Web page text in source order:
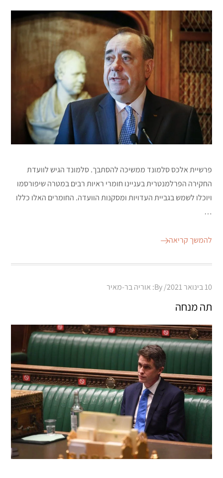
פרשיית אלכס סלמונד ממשיכה להסתבך. סלמונד הגיש לוועדת
החקירה הפרלמנטרית בעניינו חומרי ראיות רבים במטרה שיפורסמו
ויוכלו לשמש בגביית העדויות ומסקנות הוועדה. החומרים האלו כללו
…
להמשך קריאה
Posted
10 בינואר 2021 By: אוריה בר-מאיר
תה מנחה